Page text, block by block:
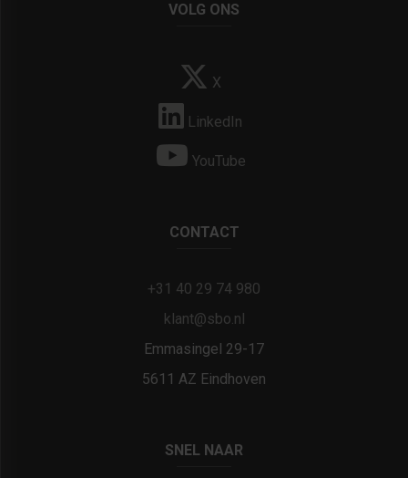
VOLG ONS
X
LinkedIn
YouTube
CONTACT
+31 40 29 74 980
klant@sbo.nl
Emmasingel 29-17
5611 AZ Eindhoven
SNEL NAAR